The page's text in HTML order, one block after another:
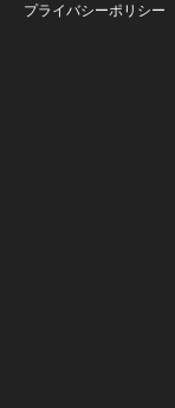
プライバシーポリシー